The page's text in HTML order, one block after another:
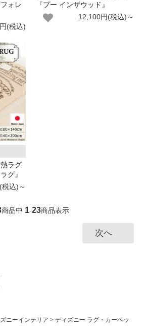
ォレ
(税込)
『プー インザウッド』
12,100円(税込)～
ラグ
グ』
込)～
商品中 1-23商品表示
次へ
ニーインテリア > ディズニー ラグ・カーペッ